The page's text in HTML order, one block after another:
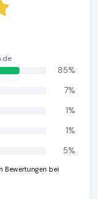
85%
7%
1%
1%
5%
Bewertungen bei